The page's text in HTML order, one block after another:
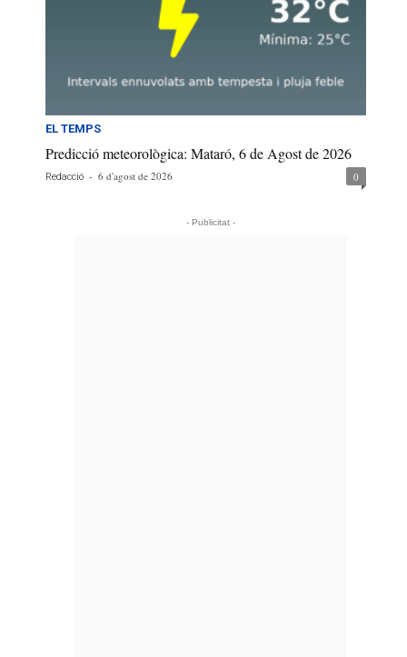
EL TEMPS
Predicció meteorològica: Mataró, 6 de Agost de 2026
Redacció - 6 d'agost de 2026 0
- Publicitat -